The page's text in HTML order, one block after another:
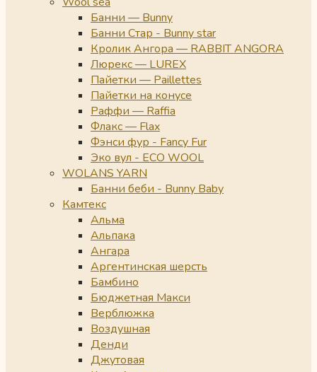
Банни — Bunny
Банни Стар - Bunny star
Кролик Ангора — RABBIT ANGORA
Люрекс — LUREX
Пайетки — Paillettes
Пайетки на конусе
Раффи — Raffia
Флакс — Flax
Фэнси фур - Fancy Fur
Эко вул - ECO WOOL
WOLANS YARN
Банни беби - Bunny Baby
Камтекс
Альма
Альпака
Ангара
Аргентинская шерсть
Бамбино
Бюджетная Макси
Верблюжка
Воздушная
Денди
Джутовая